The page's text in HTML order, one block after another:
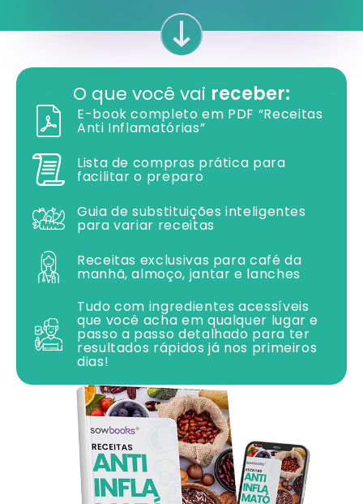
O que você vai receber:
E-book completo em PDF “Receitas
Anti Inflamatórias”
Lista de compras prática para
facilitar o preparo
Guia de substituições inteligentes
para variar receitas
Receitas exclusivas para café da
manhã, almoço, jantar e lanches
Tudo com ingredientes acessíveis
que você acha em qualquer lugar e
passo a passo detalhado para ter
resultados rápidos já nos primeiros
dias!